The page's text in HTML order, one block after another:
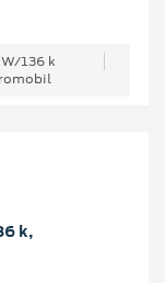
136 k
k,